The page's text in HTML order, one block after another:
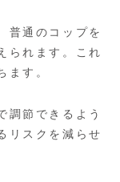
普通のコップを
られます。これ
ます。
調節できるよう
リスクを減らせ